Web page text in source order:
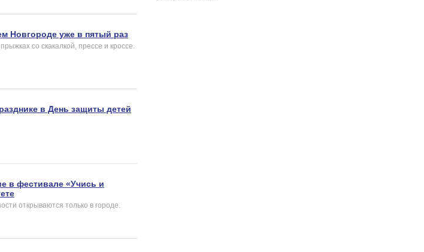
Новгороде уже в пятый раз
со скакалкой, прессе и кроссе.
в День защиты детей
в фестивале «Учись и
открываются только в городе.